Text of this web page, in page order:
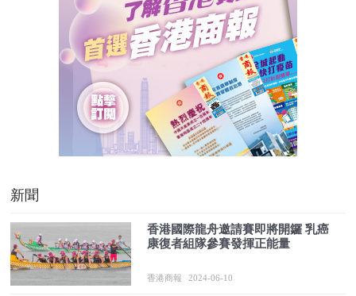
新聞
香港國際龍舟邀請賽即將開鑼 乳癌
康復者組隊參賽發揮正能量
香港商報 2024-06-10